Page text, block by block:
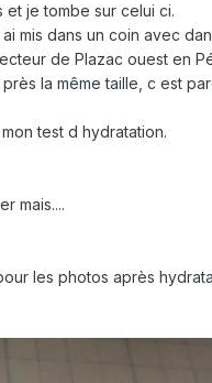
je tombe sur celui ci.
mis dans un coin avec
de Plazac ouest en
la même taille, c est
test d hydratation.
mais....
les photos après